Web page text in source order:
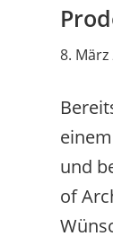
8. März
und
of